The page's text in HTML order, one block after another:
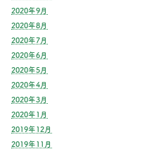
2020年9月
2020年8月
2020年7月
2020年6月
2020年5月
2020年4月
2020年3月
2020年1月
2019年12月
2019年11月